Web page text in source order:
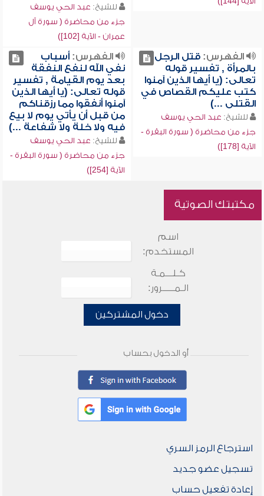
للشيخ: عبد الحي يوسف
جزء من محاضرة ( سورة آل
عمران - الآية [102])
الفهرس:قتل الرجل
بالمرأة , تفسير قوله
تعالى: (يا أيها الذين آمنوا
كتب عليكم القصاص في
القتلى ...)
للشيخ: عبد الحي يوسف
جزء من محاضرة ( سورة البقرة -
الآية [178])
الفهرس:أسباب
نفي الله لنفع النفقة
بعد يوم القيامة , تفسير
قوله تعالى: (يا أيها الذين
آمنوا أنفقوا مما رزقناكم
من قبل أن يأتي يوم لا بيع
فيه ولا خلة ولا شفاعة ...)
للشيخ: عبد الحي يوسف
جزء من محاضرة ( سورة البقرة -
الآية [254])
مكتبتك الصوتية
اسم
المستخدم:
كـلـــمـة
الـمـــــرور:
دخول المشتركين
أو الدخول بحساب
استرجاع الرمز السري
تسجيل عضو جديد
إعادة تفعيل حساب